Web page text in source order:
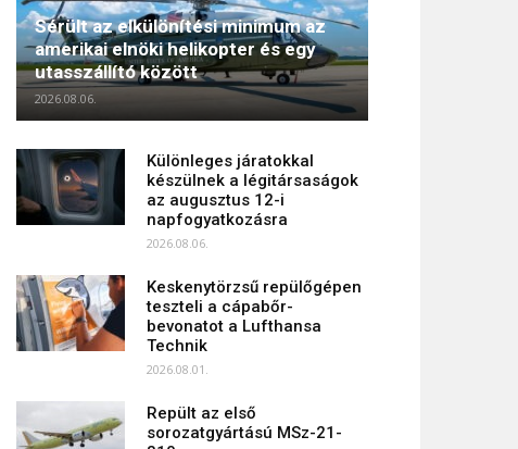
Sérült az elkülönítési minimum az
amerikai elnöki helikopter és egy
utasszállító között
2026.08.06.
Különleges járatokkal
készülnek a légitársaságok
az augusztus 12-i
napfogyatkozásra
2026.08.06.
Keskenytörzsű repülőgépen
teszteli a cápabőr-
bevonatot a Lufthansa
Technik
2026.08.01.
Repült az első
sorozatgyártású MSz-21-